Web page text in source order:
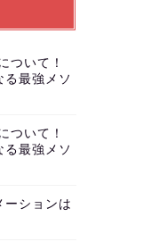
ついて！
る最強メソ
ついて！
る最強メソ
ーションは